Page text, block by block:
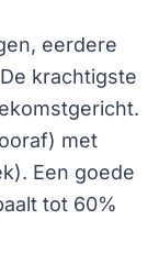
eerdere
krachtigste
met
Een goede
tot 60%